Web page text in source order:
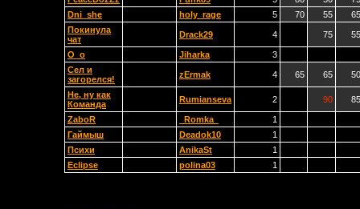
Dni_she
holy_rage 5 70 55
65
Покинула
чат
Drack29 4 75 55
O_o Jiharka
3
Сел и
загорелся!
zErmak 4 65 65 50
Не, ну как
Команда
Rumianseva 2 90 85
ZaboR _Romka_
1
Гаймыш
Deadok10
1
Психи
AnikaSt
1
Eclipse
polina03 1